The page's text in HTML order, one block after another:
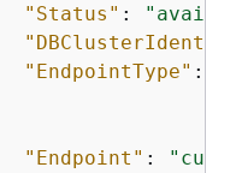
"Status" :
"EndpointType" :
"Endpoint" :